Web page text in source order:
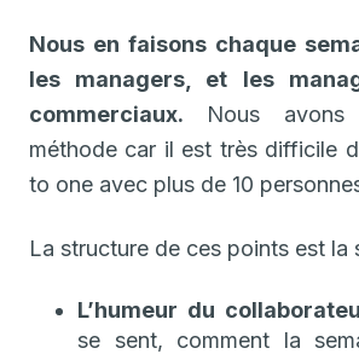
Nous en faisons chaque
les managers, et les
commerciaux. Nous avons
méthode car il est très difficile
to one avec plus de 10
La structure de ces points est la
L’humeur du
se sent, comment la